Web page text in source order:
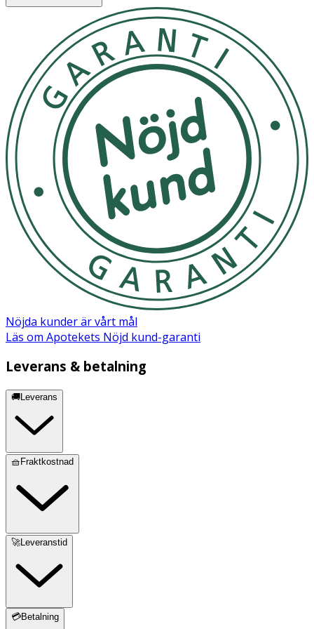
Nöjda kunder är vårt mål
Läs om Apotekets Nöjd kund-garanti
Leverans & betalning
🚚Leverans
🧺Fraktkostnad
🚀Leveranstid
💳Betalning